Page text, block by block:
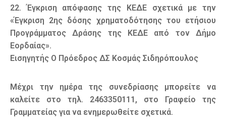
22. Έγκριση απόφασης της ΚΕΔΕ σχετικά με την
«Έγκριση 2ης δόσης χρηματοδότησης του ετήσιου
Προγράμματος Δράσης της ΚΕΔΕ από τον Δήμο
Εορδαίας».
Εισηγητής Ο Πρόεδρος ΔΣ Κοσμάς Σιδηρόπουλος
Μέχρι την ημέρα της συνεδρίασης μπορείτε να
καλείτε στο τηλ. 2463350111, στο Γραφείο της
Γραμματείας για να ενημερωθείτε σχετικά.